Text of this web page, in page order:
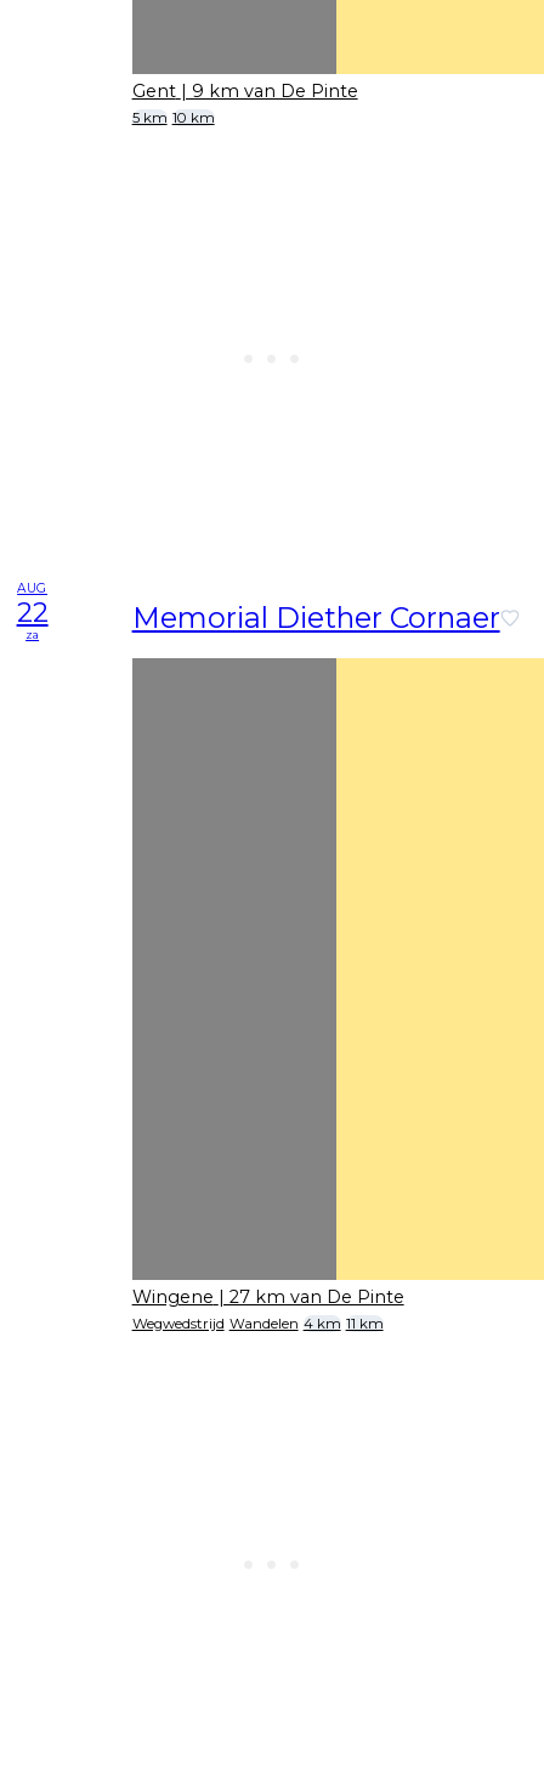
Gent | 9 km van De Pinte
5 km 10 km
AUG
22
za Memorial Diether Cornaer
Wingene | 27 km van De Pinte
Wegwedstrijd Wandelen 4 km 11 km